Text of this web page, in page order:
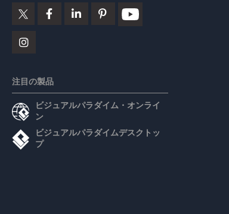
注目の製品
ビジュアルパラダイム・オンライ
ン
ビジュアルパラダイムデスクトッ
プ